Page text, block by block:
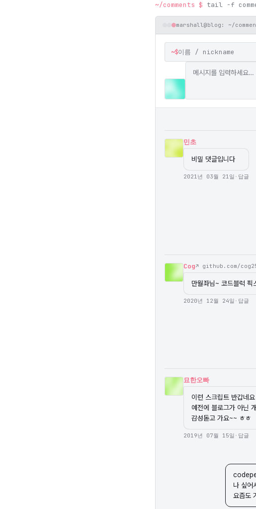
~/comments $ tail -f
marshall@blog: ~/
~$
민초
비밀 댓글입니다
2021년 03월 21일 · 답글
Cog↗ github.com/
만월좌님~ 코드블럭 픽
2020년 12월 24일 · 답글
묘한오빠
이런 스크립트 반갑네
예전에 블로그가 아닌
감성돋고 가요~~ ㅎㅎ
2019년 07월 15일 · 답글
나 싶어
요즘도